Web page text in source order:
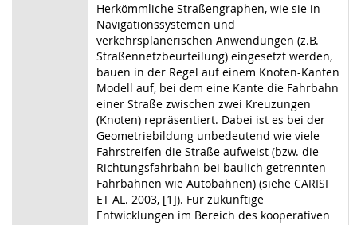
Herkömmliche Straßengraphen, wie sie in
Navigationssystemen und
verkehrsplanerischen Anwendungen (z.B.
Straßennetzbeurteilung) eingesetzt werden,
bauen in der Regel auf einem Knoten-Kanten
Modell auf, bei dem eine Kante die Fahrbahn
einer Straße zwischen zwei Kreuzungen
(Knoten) repräsentiert. Dabei ist es bei der
Geometriebildung unbedeutend wie viele
Fahrstreifen die Straße aufweist (bzw. die
Richtungsfahrbahn bei baulich getrennten
Fahrbahnen wie Autobahnen) (siehe CARISI
ET AL. 2003, [1]). Für zukünftige
Entwicklungen im Bereich des kooperativen